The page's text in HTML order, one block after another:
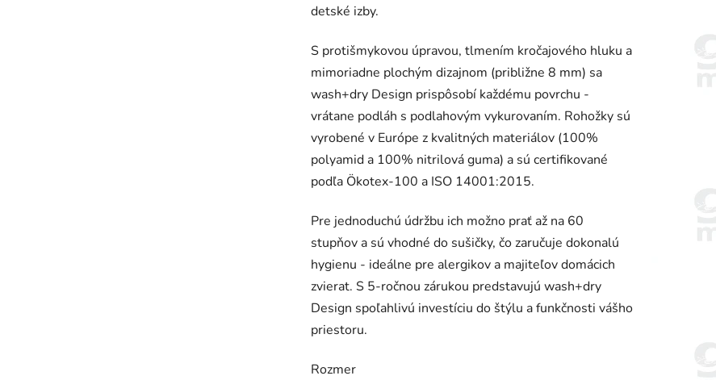
detské izby.
S protišmykovou úpravou, tlmením kročajového hluku a
mimoriadne plochým dizajnom (približne 8 mm) sa
wash+dry Design prispôsobí každému povrchu -
vrátane podláh s podlahovým vykurovaním. Rohožky sú
vyrobené v Európe z kvalitných materiálov (100%
polyamid a 100% nitrilová guma) a sú certifikované
podľa Ökotex-100 a ISO 14001:2015.
Pre jednoduchú údržbu ich možno prať až na 60
stupňov a sú vhodné do sušičky, čo zaručuje dokonalú
hygienu - ideálne pre alergikov a majiteľov domácich
zvierat. S 5-ročnou zárukou predstavujú wash+dry
Design spoľahlivú investíciu do štýlu a funkčnosti vášho
priestoru.
Rozmer